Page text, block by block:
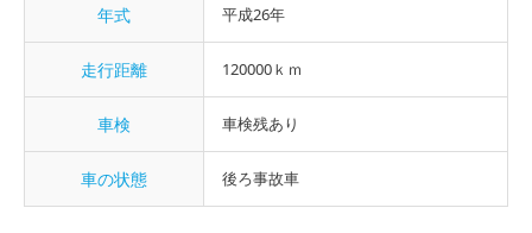
年式 平成26年
走行距離 120000ｋｍ
車検 車検残あり
車の状態 後ろ事故車